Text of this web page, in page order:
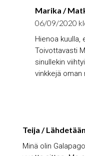
Marika /
06/09/2020
Hienoa kuulla,
Toivottavasti
sinullekin
vinkkejä oman
Teija /
Minä olin